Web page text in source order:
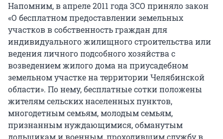
Напомним, в апреле 2011 года ЗСО приняло закон
«О бесплатном предоставлении земельных
участков в собственность граждан для
индивидуального жилищного строительства или
ведения личного подсобного хозяйства с
возведением жилого дома на приусадебном
земельном участке на территории Челябинской
области». По нему, бесплатные сотки положены
жителям сельских населенных пунктов,
многодетным семьям, молодым семьям,
признанным нуждающимися, обманутым
дольщикам и военным, проходившим службу в